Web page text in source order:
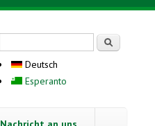
Deutsch
Esperanto